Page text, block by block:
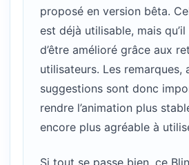
proposé en version bêta.
est déjà utilisable, mais
d’être amélioré grâce aux
utilisateurs. Les remarques,
suggestions sont donc
rendre l’animation plus
encore plus agréable à